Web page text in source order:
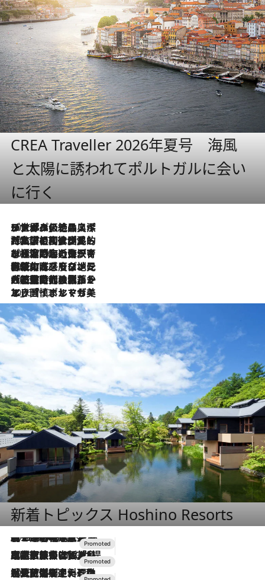
CREA Traveller 2026年夏号 海風
と太陽に誘われてポルトガルに会い
に行く
2026.8.8
リスボンの絶品スイーツ「パステル・デ・ナタ」とは？ポルトガル伝統の奥深い世界へ
2026.7.27
「私の祖国はポルトガル語です」国民的詩人フェルナンド・ペソアと、彼が愛した文学の街を歩く
2026.7.26
ポルトガル近海が育む極上の海の幸。キリリと冷えた白ワインと愉しむ、シーフード専門店の贅沢
2026.7.22
伝統の味をモダンに昇華。高感度な地元客が集う、リスボンの最旬ガストロノミー
2026.7.21
大航海時代の栄華から、震災、独裁、そして革命へ。ポルトガル・首都リスボンの石畳に刻まれた「歴史の光と影」
2026.7.13
エッセイ・ヤマザキマリ「慎ましくも美しき国 ポルトガル」
新着トピックス Hoshino Resorts
2026.8.7
【トンボの足水浴】ヒノキの香りに包まれて涼感マックス！約13℃の湧水かけ流しを避暑地「星野温泉 トンボの湯」で体験
2026.7.31
【ホテル帰省】という選択肢をOMOが提案。家族とほどよい距離を保つには「昼は実家、夜は気兼ねなくホテルで！」
2026.7.24
【夏限定ディナーコース】旬を迎える稚鮎や花ズッキーニなどをイタリア・トスカーナの郷土料理の手法で満喫！